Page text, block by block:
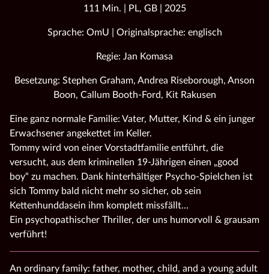
111 Min. | PL, GB | 2025
Sprache: OmU | Originalsprache: englisch
Regie: Jan Komasa
Besetzung: Stephen Graham, Andrea Riseborough, Anson
Boon, Callum Booth-Ford, Kit Rakusen
Eine ganz normale Familie: Vater, Mutter, Kind & ein junger
Erwachsener angekettet im Keller.
Tommy wird von einer Vorstadtfamilie entführt, die
versucht, aus dem kriminellen 19-Jährigen einen „good
boy“ zu machen. Dank hinterhältiger Psycho-Spielchen ist
sich Tommy bald nicht mehr so sicher, ob sein
Kettenhunddasein ihm komplett missfällt…
Ein psychopathischer Thriller, der uns humorvoll & grausam
verführt!
An ordinary family: father, mother, child, and a young adult